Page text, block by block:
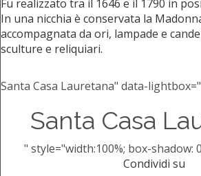
Fu realizzato tra il 1646 e il 1790 in
In una nicchia è conservata la
accompagnata da ori, lampade e
sculture e reliquiari.
Santa Casa Lauretana" data-
Santa Casa
" style="width:100%; box-shadow:
Condividi su